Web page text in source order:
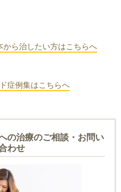
から治したい方はこちらへ
症例集はこちらへ
の治療のご相談・お問い
わせ